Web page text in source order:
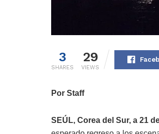
3
SHARES
29
VIEWS
Por Staff
SEÚL, Corea del Sur, a 21